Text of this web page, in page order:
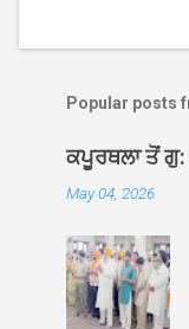
Popular posts
ਕਪੂਰਥਲਾ ਤੋਂ ਗੁ:
May 04, 2026